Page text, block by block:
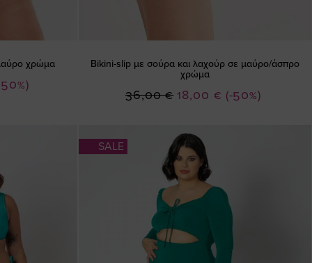
χρώμα
Bikini-slip με σούρα και λαχούρ σε μαύρο/άσπρο
χρώμα
(-50%)
Ειδική
18,00 €
36,00 €
SALE